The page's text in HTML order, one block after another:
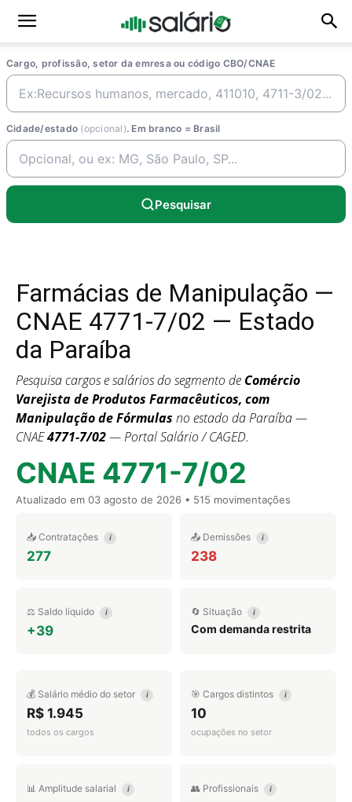
Cargo, profissão, setor da emresa ou código CBO/CNAE
Cidade/estado (opcional). Em branco = Brasil
Pesquisar
Farmácias de Manipulação —
CNAE 4771-7/02 — Estado
da Paraíba
Pesquisa cargos e salários do segmento de Comércio
Varejista de Produtos Farmacêuticos, com
Manipulação de Fórmulas no estado da Paraíba —
CNAE4771-7/02— Portal Salário / CAGED.
CNAE 4771-7/02
Atualizado em 03 agosto de 2026 • 515 movimentações
📥 Contratações i
277
📤 Demissões i
238
⚖️ Saldo líquido i
+39
🔄 Situação i
Com demanda restrita
💰 Salário médio do setor i
R$ 1.945
todos os cargos
🎯 Cargos distintos i
10
ocupações no setor
📊 Amplitude salarial i 👥 Profissionais i